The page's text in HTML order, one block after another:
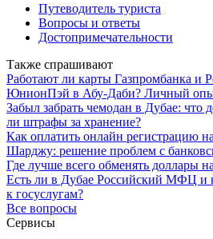
Путеводитель туриста
Вопросы и ответы
Достопримечательности
Также спрашивают
Работают ли карты Газпромбанка и
ЮнионПэй в Абу-Даби? Личный
Забыл забрать чемодан в Дубае: что
ли штрафы за хранение?
Как оплатить онлайн регистрацию
Шарджу: решение проблем с
Где лучше всего обменять доллары
Есть ли в Дубае Российский МФЦ и
к госуслугам?
Все вопросы
Сервисы